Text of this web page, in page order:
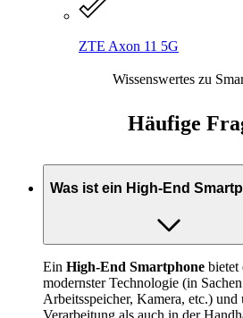
ZTE Axon 11 5G
Wissenswertes zu
Häufige
Was ist ein High-End
Ein High-End Smartphone bietet
modernster Technologie (in
Arbeitsspeicher, Kamera, etc.)
Verarbeitung als auch in der